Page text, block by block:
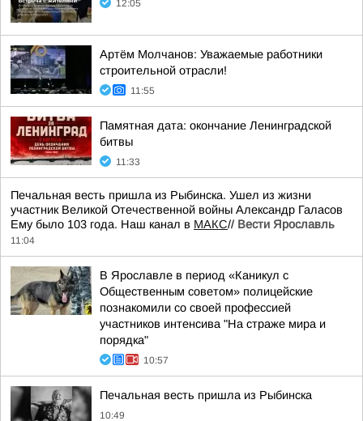
12:05
Артём Молчанов: Уважаемые работники
строительной отрасли!
11:55
Памятная дата: окончание Ленинградской
битвы
11:33
Печальная весть пришла из Рыбинска. Ушел из жизни
участник Великой Отечественной войны Александр Галасов
Ему было 103 года. Наш канал в МАКС// Вести Ярославль
11:04
В Ярославле в период «Каникул с
Общественным советом» полицейские
познакомили со своей профессией
участников интенсива "На страже мира и
порядка"
10:57
Печальная весть пришла из Рыбинска
10:49